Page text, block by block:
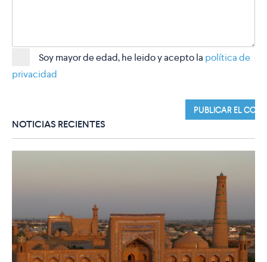
Soy mayor de edad, he leido y acepto la política de
privacidad
NOTICIAS RECIENTES